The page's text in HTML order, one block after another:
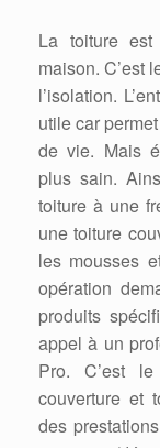
La toiture
maison. C’est
l’isolation.
utile car
de vie. Mais
plus sain.
toiture à une
une toiture
les mousses
opération
produits
appel à un
Pro. C’est
couverture et
des